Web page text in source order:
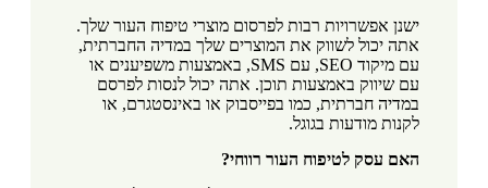
ישנן אפשרויות רבות לפרסום מוצרי טיפוח העור שלך.
אתה יכול לשווק את המוצרים שלך במדיה החברתית,
עם מיקוד SEO, עם SMS, באמצעות משפיענים או
עם שיווק באמצעות תוכן. אתה יכול לנסות לפרסם
במדיה חברתית, כמו בפייסבוק או באינסטגרם, או
לקנות מודעות בגוגל.
האם עסק לטיפוח העור רווחי?